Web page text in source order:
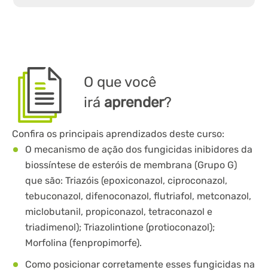
O que você
irá aprender?
Confira os principais aprendizados deste curso:
O mecanismo de ação dos fungicidas inibidores da
biossíntese de esteróis de membrana (Grupo G)
que são: Triazóis (epoxiconazol, ciproconazol,
tebuconazol, difenoconazol, flutriafol, metconazol,
miclobutanil, propiconazol, tetraconazol e
triadimenol); Triazolintione (protioconazol);
Morfolina (fenpropimorfe).
Como posicionar corretamente esses fungicidas na